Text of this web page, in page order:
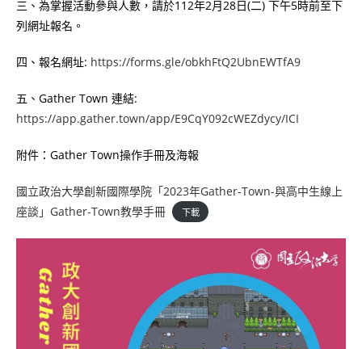
三、為掌握活動參與人數，請於112年2月28日(二) 下午5時前至下
列網址報名。
四、報名網址: https://forms.gle/obkhFtQ2UbnEWTfA9
五、Gather Town 連結:
https://app.gather.town/app/E9CqY092cWEZdycy/ICI
附件：Gather Town操作手冊及海報
國立政治大學創新國際學院「2023年Gather-Town-與高中生線上
座談」Gather-Town教學手冊
下載